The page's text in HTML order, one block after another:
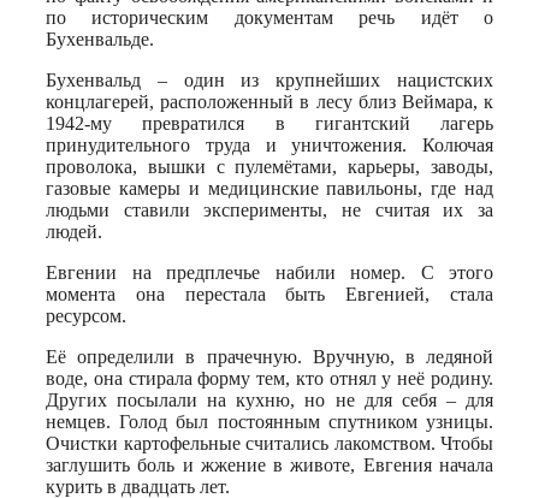
по историческим документам речь идёт о
Бухенвальде.
Бухенвальд – один из крупнейших нацистских
концлагерей, расположенный в лесу близ Веймара, к
1942-му превратился в гигантский лагерь
принудительного труда и уничтожения. Колючая
проволока, вышки с пулемётами, карьеры, заводы,
газовые камеры и медицинские павильоны, где над
людьми ставили эксперименты, не считая их за
людей.
Евгении на предплечье набили номер. С этого
момента она перестала быть Евгенией, стала
ресурсом.
Её определили в прачечную. Вручную, в ледяной
воде, она стирала форму тем, кто отнял у неё родину.
Других посылали на кухню, но не для себя – для
немцев. Голод был постоянным спутником узницы.
Очистки картофельные считались лакомством. Чтобы
заглушить боль и жжение в животе, Евгения начала
курить в двадцать лет.